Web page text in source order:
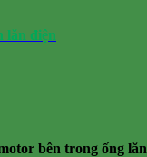
lăn điện
bên trong ống lăn